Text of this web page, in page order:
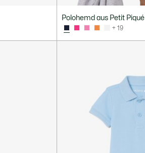
Polohemd aus Petit Piqué
+ 19